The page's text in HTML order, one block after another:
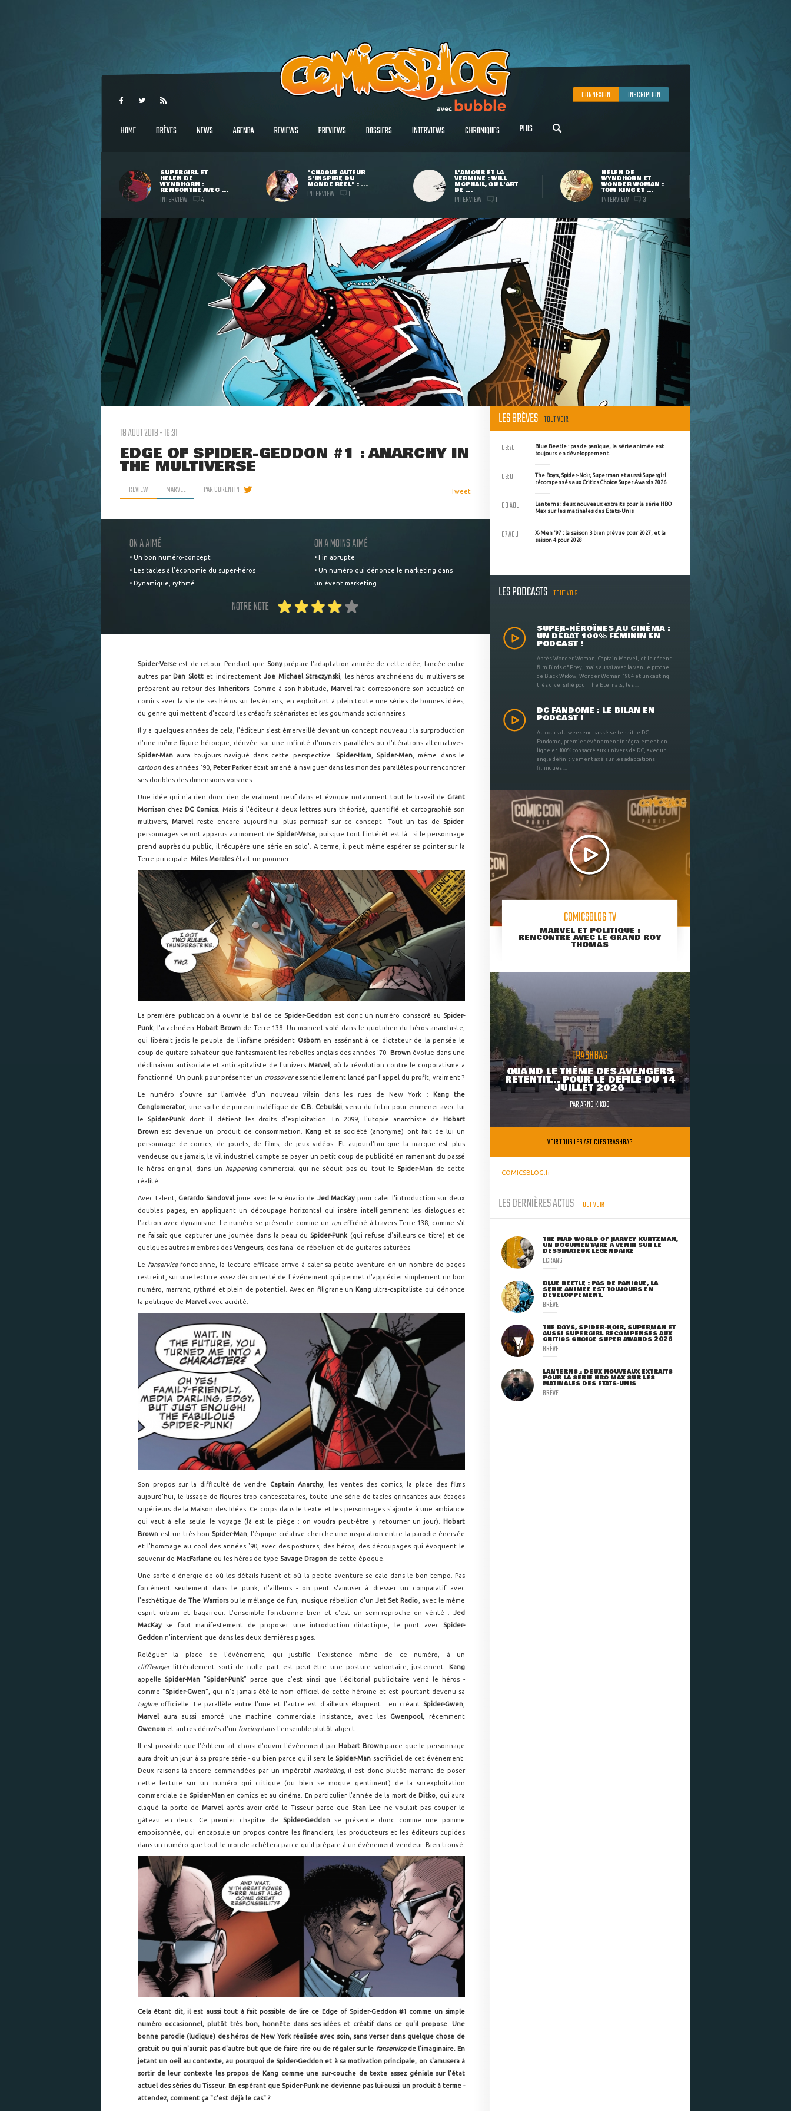
CONNEXION INSCRIPTION
HOME BRÈVES NEWS AGENDA REVIEWS PREVIEWS DOSSIERS INTERVIEWS CHRONIQUES PLUS
SUPERGIRL ET
HELEN DE
WYNDHORN :
RENCONTRE AVEC ...
INTERVIEW 4
"CHAQUE AUTEUR
S'INSPIRE DU
MONDE RÉEL" : ...
INTERVIEW 1
L'AMOUR ET LA
VERMINE : WILL
MCPHAIL, OU L'ART
DE ...
INTERVIEW 1
HELEN DE
WYNDHORN ET
WONDER WOMAN :
TOM KING ET ...
INTERVIEW 3
18 AOUT 2018 - 16:31
EDGE OF SPIDER-GEDDON #1 : ANARCHY IN
THE MULTIVERSE
REVIEW MARVEL PARCORENTIN Tweet
ON A AIMÉ
• Un bon numéro-concept
• Les tacles à l'économie du super-héros
• Dynamique, rythmé
ON A MOINS AIMÉ
• Fin abrupte
• Un numéro qui dénonce le marketing dans
un évent marketing
NOTRE NOTE
Spider-Verse est de retour. Pendant que Sonyprépare l'adaptation animée de cette idée, lancée entre
autres par Dan Slottet indirectement Joe Michael Straczynski , les héros arachnéens du multivers se
préparent au retour des Inheritors. Comme à son habitude,Marvel fait correspondre son actualité en
comics avec la vie de ses héros sur les écrans, en exploitant à plein toute une séries de bonnes idées,
du genre qui mettent d'accord les créatifs scénaristes et les gourmands actionnaires.
Il y a quelques années de cela, l'éditeur s'est émerveillé devant un concept nouveau : la surproduction
d'une même figure héroïque, dérivée sur une infinité d'univers parallèles ou d'itérations alternatives.
Spider-Man aura toujours navigué dans cette perspective. Spider-Ham, Spider-Men , même dans le
cartoon des années '90, Peter Parkerétait amené à naviguer dans les mondes parallèles pour rencontrer
ses doubles des dimensions voisines.
Une idée qui n'a rien donc rien de vraiment neuf dans et évoque notamment tout le travail de Grant
Morrison chez DC Comics. Mais si l'éditeur à deux lettres aura théorisé, quantifié et cartographié son
multivers,Marvel reste encore aujourd'hui plus permissif sur ce concept. Tout un tas de Spider-
personnages seront apparus au moment de Spider-Verse , puisque tout l'intérêt est là : si le personnage
prend auprès du public, il récupère une série en solo'. A terme, il peut même espérer se pointer sur la
Terre principale. Miles Moralesétait un pionnier.
La première publication à ouvrir le bal de ce Spider-Geddon est donc un numéro consacré au Spider-
Punk , l'arachnéen Hobart Brown de Terre-138. Un moment volé dans le quotidien du héros anarchiste,
qui libérait jadis le peuple de l'infâme président Osborn en assénant à ce dictateur de la pensée le
coup de guitare salvateur que fantasmaient les rebelles anglais des années '70.
Brownévolue dans une
déclinaison antisociale et anticapitaliste de l'univers Marvel, où la révolution contre le corporatisme a
fonctionné. Un punk pour présenter un crossoveressentiellement lancé par l'appel du profit, vraiment ?
Le numéro s'ouvre sur l'arrivée d'un nouveau vilain dans les rues de New York :
Kang the
Conglomerator, une sorte de jumeau maléfique de C.B. Cebulski, venu du futur pour emmener avec lui
le Spider-Punk dont il détient les droits d'exploitation. En 2099, l'utopie anarchiste de
Hobart
Brown est devenue un produit de consommation. Kanget sa société (anonyme) ont fait de lui un
personnage de comics, de jouets, de films, de jeux vidéos. Et aujourd'hui que la marque est plus
vendeuse que jamais, le vil industriel compte se payer un petit coup de publicité en ramenant du passé
le héros original, dans un happeningcommercial qui ne séduit pas du tout le Spider-Man de cette
réalité.
Avec talent, Gerardo Sandoval joue avec le scénario de Jed MacKay pour caler l'introduction sur deux
doubles pages, en appliquant un découpage horizontal qui insère intelligemment les dialogues et
l'action avec dynamisme. Le numéro se présente comme un run effréné à travers Terre-138, comme s'il
ne faisait que capturer une journée dans la peau du Spider-Punk (qui refuse d'ailleurs ce titre) et de
quelques autres membres des Vengeurs, des fana' de rébellion et de guitares saturées.
Le fanservicefonctionne, la lecture efficace arrive à caler sa petite aventure en un nombre de pages
restreint, sur une lecture assez déconnecté de l'événement qui permet d'apprécier simplement un bon
numéro, marrant, rythmé et plein de potentiel. Avec en filigrane un Kangultra-capitaliste qui dénonce
la politique de Marvel avec acidité.
Son propos sur la difficulté de vendre Captain Anarchy , les ventes des comics, la place des films
aujourd'hui, le lissage de figures trop contestataires, toute une série de tacles grinçantes aux étages
supérieurs de la Maison des Idées. Ce corps dans le texte et les personnages s'ajoute à une ambiance
qui vaut à elle seule le voyage (là est le piège : on voudra peut-être y retourner un jour).
Hobart
Brown est un très bon Spider-Man, l'équipe créative cherche une inspiration entre la parodie énervée
et l'hommage au cool des années '90, avec des postures, des héros, des découpages qui évoquent le
souvenir de MacFarlane ou les héros de type Savage Dragon de cette époque.
Une sorte d'énergie de où les détails fusent et où la petite aventure se cale dans le bon tempo. Pas
forcément seulement dans le punk, d'ailleurs - on peut s'amuser à dresser un comparatif avec
l'esthétique deThe Warriorsou le mélange de fun, musique rébellion d'unJet Set Radio , avec le même
esprit urbain et bagarreur. L'ensemble fonctionne bien et c'est un semi-reproche en vérité : Jed
MacKay se fout manifestement de proposer une introduction didactique, le pont avec Spider-
Geddon n'intervient que dans les deux dernières pages.
Reléguer la place de l'événement, qui justifie l'existence même de ce numéro, à un
cliffhangerlittéralement sorti de nulle part est peut-être une posture volontaire, justement.
Kang
appelle Spider-Man "Spider-Punk" parce que c'est ainsi que l'éditorial publicitaire vend le héros -
comme "Spider-Gwen", qui n'a jamais été le nom officiel de cette héroïne et est pourtant devenu sa
taglineofficielle. Le parallèle entre l'une et l'autre est d'ailleurs éloquent : en créant Spider-Gwen
Marvel aura aussi amorcé une machine commerciale insistante, avec les Gwenpool , récemment
Gwenom et autres dérivés d'un forcingdans l'ensemble plutôt abject.
Il est possible que l'éditeur ait choisi d'ouvrir l'événement par Hobart Brownparce que le personnage
aura droit un jour à sa propre série - ou bien parce qu'il sera le Spider-Man sacrificiel de cet événement.
Deux raisons là-encore commandées par un impératif marketing, il est donc plutôt marrant de poser
cette lecture sur un numéro qui critique (ou bien se moque gentiment) de la surexploitation
commerciale de Spider-Manen comics et au cinéma. En particulier l'année de la mort de Ditko , qui aura
claqué la porte deMarvel après avoir créé le Tisseur parce que Stan Lee ne voulait pas couper le
gâteau en deux. Ce premier chapitre de
Spider-Geddonse présente donc comme une pomme
empoisonnée, qui encapsule un propos contre les financiers, les producteurs et les éditeurs cupides
dans un numéro que tout le monde achètera parce qu'il prépare à un événement vendeur. Bien trouvé.
Cela étant dit, il est aussi tout à fait possible de lire ce Edge of Spider-Geddon #1 comme un simple
numéro occasionnel, plutôt très bon, honnête dans ses idées et créatif dans ce qu'il propose. Une
bonne parodie (ludique) des héros de New York réalisée avec soin, sans verser dans quelque chose de
gratuit ou qui n'aurait pas d'autre but que de faire rire ou de régaler sur le fanservicede l'imaginaire. En
jetant un oeil au contexte, au pourquoi de Spider-Geddon et à sa motivation principale, on s'amusera à
sortir de leur contexte les propos de Kang comme une sur-couche de texte assez géniale sur l'état
actuel des séries du Tisseur. En espérant que Spider-Punk ne devienne pas lui-aussi un produit à terme -
attendez, comment ça "c'est déjà le cas" ?
LES BRÈVES TOUT VOIR
Blue Beetle : pas de panique, la série animée est
toujours en développement.
09:20
The Boys, Spider-Noir, Superman et aussi Supergirl
récompensés aux Critics Choice Super Awards 2026
09:01
Lanterns : deux nouveaux extraits pour la série HBO
Max sur les matinales des Etats-Unis
08 AOU
X-Men '97 : la saison 3 bien prévue pour 2027, et la
saison 4 pour 2028
07 AOU
LES PODCASTS TOUT VOIR
SUPER-HÉROÏNES AU CINÉMA :
UN DÉBAT 100% FÉMININ EN
PODCAST !
Après Wonder Woman, Captain Marvel, et le récent
film Birds of Prey, mais aussi avec la venue proche
de Black Widow, Wonder Woman 1984 et un casting
très diversifié pour The Eternals, les ...
DC FANDOME : LE BILAN EN
PODCAST !
Au cours du weekend passé se tenait le DC
Fandome, premier évènement intégralement en
ligne et 100% consacré aux univers de DC, avec un
angle définitivement axé sur les adaptations
filmiques ...
COMICSBLOG TV
MARVEL ET POLITIQUE :
RENCONTRE AVEC LE GRAND ROY
THOMAS
TRASHBAG
QUAND LE THÈME DES AVENGERS
RETENTIT... POUR LE DÉFILÉ DU 14
JUILLET 2026
PARARNO KIKOO
VOIR TOUS LES ARTICLES TRASHBAG
COMICSBLOG.fr
LES DERNIÈRES ACTUS TOUT VOIR
THE MAD WORLD OF HARVEY KURTZMAN,
UN DOCUMENTAIRE À VENIR SUR LE
DESSINATEUR LÉGENDAIRE
ECRANS
BLUE BEETLE : PAS DE PANIQUE, LA
SÉRIE ANIMÉE EST TOUJOURS EN
DÉVELOPPEMENT.
BRÈVE
THE BOYS, SPIDER-NOIR, SUPERMAN ET
AUSSI SUPERGIRL RÉCOMPENSÉS AUX
CRITICS CHOICE SUPER AWARDS 2026
BRÈVE
LANTERNS : DEUX NOUVEAUX EXTRAITS
POUR LA SÉRIE HBO MAX SUR LES
MATINALES DES ETATS-UNIS
BRÈVE